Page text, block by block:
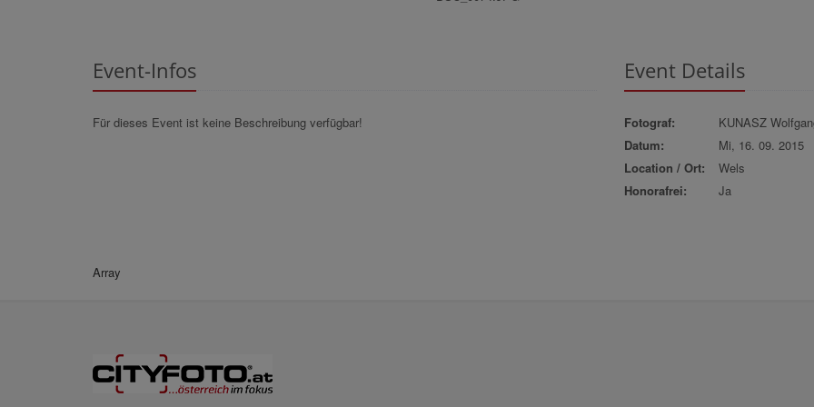
Event-Infos
Für dieses Event ist keine Beschreibung verfügbar!
Event Details
Fotograf:
KUNASZ
Datum:
Mi, 16. 09. 2015
Location / Ort:
Wels
Honorafrei:
Ja
Array